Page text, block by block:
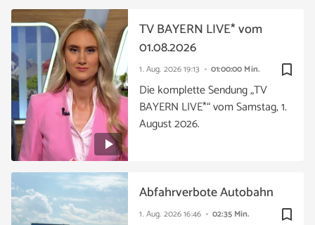
bookmark_border
1. Aug. 202619:13 01:00:00 Min.
TV BAYERN LIVE* vom
01.08.2026
Die komplette Sendung „TV
BAYERN LIVE*“ vom Samstag, 1.
August 2026.
bookmark_border
1. Aug. 202616:46 02:35 Min.
Abfahrverbote Autobahn